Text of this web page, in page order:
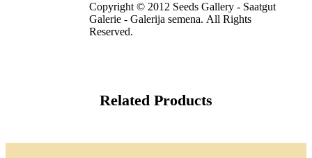
Copyright © 2012 Seeds Gallery - Saatgut
Galerie - Galerija semena. All Rights
Reserved.
Related Products